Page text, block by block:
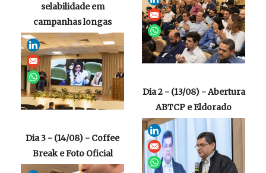
selabilidade em
campanhas longas
Dia 2 - (13/08) - Abertura
ABTCP e Eldorado
Dia 3 - (14/08) - Coffee
Break e Foto Oficial